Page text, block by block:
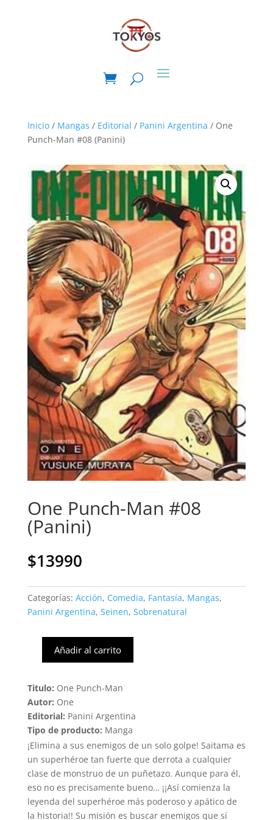
Inicio/ Mangas / Editorial / Panini Argentina / One
Punch-Man #08 (Panini)
One Punch-Man #08
(Panini)
$13990
Categorías: Acción, Comedia, Fantasía, Mangas,
Panini Argentina, Seinen, Sobrenatural
Man
#08
(Panini)
cantidad
Añadir al carrito
Titulo: One Punch-Man
Autor: One
Editorial: Panini Argentina
Tipo de producto: Manga
¡Elimina a sus enemigos de un solo golpe! Saitama es
un superhéroe tan fuerte que derrota a cualquier
clase de monstruo de un puñetazo. Aunque para él,
eso no es precisamente bueno… ¡¡Así comienza la
leyenda del superhéroe más poderoso y apático de
la historia!! Su misión es buscar enemigos que sí